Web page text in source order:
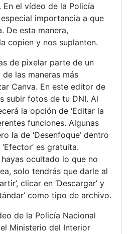
En el vídeo de la Policía
importancia a que
De esta manera,
copien y nos suplanten.
de pixelar parte de un
las maneras más
Canva. En este editor de
subir fotos de tu DNI. Al
la opción de ‘Editar la
funciones. Algunas
la de ‘Desenfoque’ dentro
es gratuita.
ocultado lo que no
solo tendrás que darle al
clicar en ‘Descargar’ y
como tipo de archivo.
de la Policía Nacional
Ministerio del Interior